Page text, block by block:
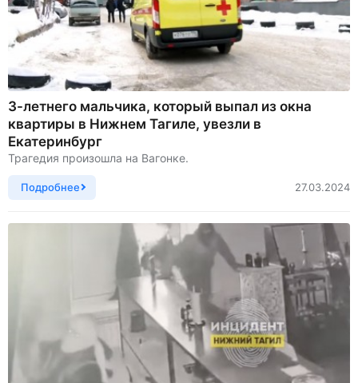
3-летнего мальчика, который выпал из окна
квартиры в Нижнем Тагиле, увезли в
Екатеринбург
Трагедия произошла на Вагонке.
Подробнее 27.03.2024